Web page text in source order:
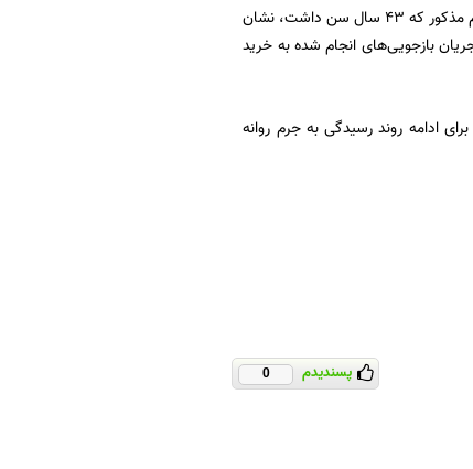
فرمانده انتظامی شهرستان ری با اشاره به انجام بازجویی از متهم دستگیر شده، گفت: بررسی سوابق متهم مذکور که ۴۳ سال سن داشت، نشان
بازجویی‌های انجام شده به خرید
ادامه روند رسیدگی به جرم روانه
پسندیدم 0